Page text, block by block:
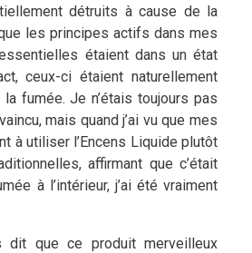
détruits à cause de la
les principes actifs dans mes
étaient dans un état
ceux-ci étaient naturellement
fumée. Je n’étais toujours pas
mais quand j’ai vu que mes
à utiliser l’Encens Liquide plutôt
affirmant que c’était
à l’intérieur, j’ai été vraiment
que ce produit merveilleux